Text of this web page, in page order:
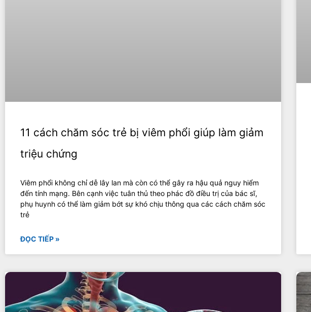
11 cách chăm sóc trẻ bị viêm phổi giúp làm giảm
triệu chứng
Viêm phổi không chỉ dễ lây lan mà còn có thể gây ra hậu quả nguy hiểm
đến tính mạng. Bên cạnh việc tuân thủ theo phác đồ điều trị của bác sĩ,
phụ huynh có thể làm giảm bớt sự khó chịu thông qua các cách chăm sóc
trẻ
ĐỌC TIẾP »